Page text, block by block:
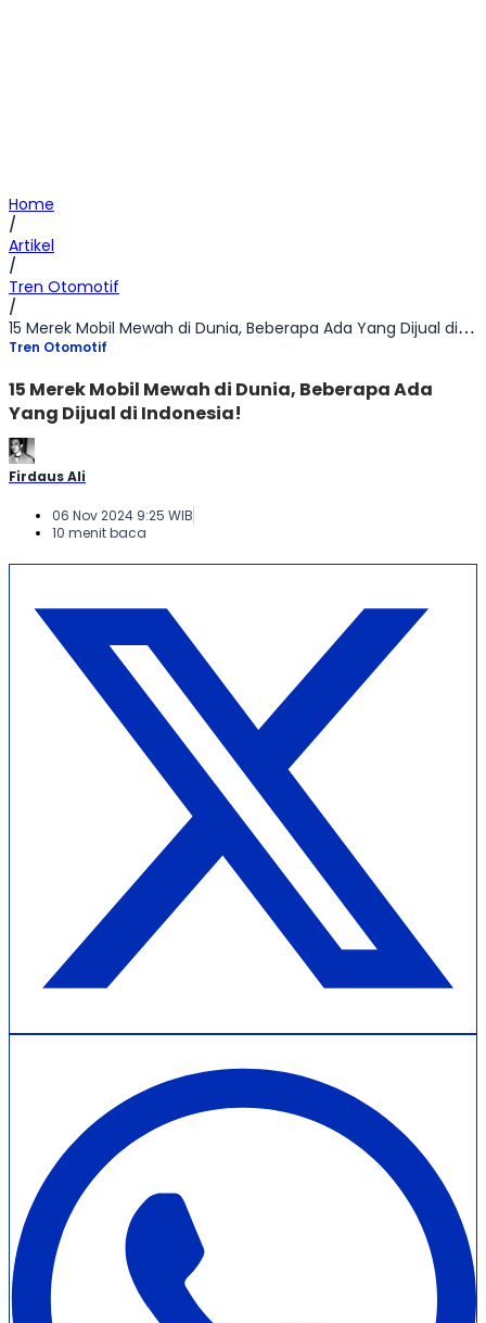
Home
/
Artikel
/
Tren Otomotif
/
15 Merek Mobil Mewah di Dunia, Beberapa Ada Yang Dijual di Indonesia!
Tren Otomotif
15 Merek Mobil Mewah di Dunia, Beberapa Ada
Yang Dijual di Indonesia!
Firdaus Ali
06 Nov 2024 9:25 WIB
10 menit baca